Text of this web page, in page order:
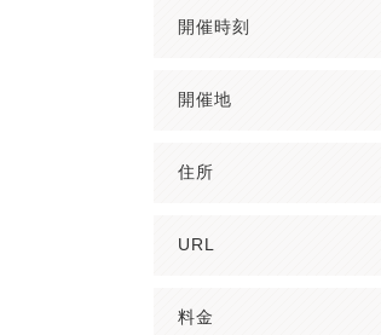
開催時刻
開催地
住所
URL
料金